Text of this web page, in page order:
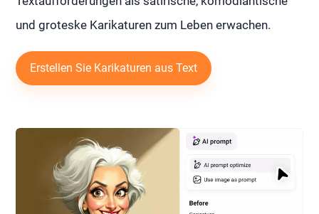
und groteske Karikaturen zum Leben erwachen.
Erstellen Sie Karikaturen aus Text